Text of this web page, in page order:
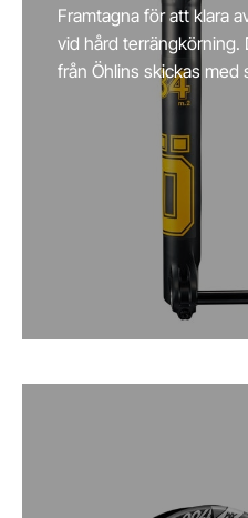
Framtagna för att klara
vid hård terrängkörning.
från Öhlins skickas med